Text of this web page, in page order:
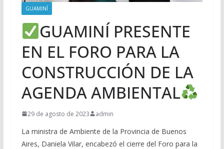
GUAMINÍ
GUAMINÍ PRESENTE
EN EL FORO PARA LA
CONSTRUCCIÓN DE LA
AGENDA AMBIENTAL
29 de agosto de 2023 admin
La ministra de Ambiente de la Provincia de Buenos
Aires, Daniela Vilar, encabezó el cierre del Foro para la